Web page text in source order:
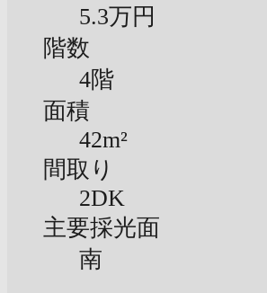
5.3万円
階数
4階
面積
42m²
間取り
2DK
主要採光面
南